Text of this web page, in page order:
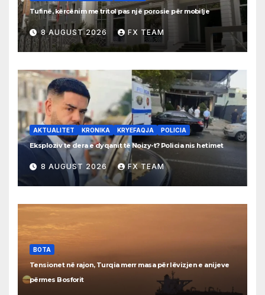
Tufinë, kërcënim me tritol pas një porosie për mobilje
8 AUGUST 2026 FX TEAM
AKTUALITET KRONIKA KRYEFAQJA POLICIA
Eksploziv te dera e dyqanit të Noizy-t? Policia nis hetimet
8 AUGUST 2026 FX TEAM
BOTA
Tensionet në rajon, Turqia merr masa për lëvizjen e anijeve
përmes Bosforit